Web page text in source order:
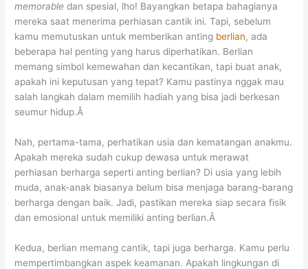
memorabledan spesial, lho! Bayangkan betapa bahagianya
mereka saat menerima perhiasan cantik ini. Tapi, sebelum
kamu memutuskan untuk memberikan anting berlian, ada
beberapa hal penting yang harus diperhatikan. Berlian
memang simbol kemewahan dan kecantikan, tapi buat anak,
apakah ini keputusan yang tepat? Kamu pastinya nggak mau
salah langkah dalam memilih hadiah yang bisa jadi berkesan
seumur hidup.Â
Nah, pertama-tama, perhatikan usia dan kematangan anakmu.
Apakah mereka sudah cukup dewasa untuk merawat
perhiasan berharga seperti anting berlian? Di usia yang lebih
muda, anak-anak biasanya belum bisa menjaga barang-barang
berharga dengan baik. Jadi, pastikan mereka siap secara fisik
dan emosional untuk memiliki anting berlian.Â
Kedua, berlian memang cantik, tapi juga berharga. Kamu perlu
mempertimbangkan aspek keamanan. Apakah lingkungan di